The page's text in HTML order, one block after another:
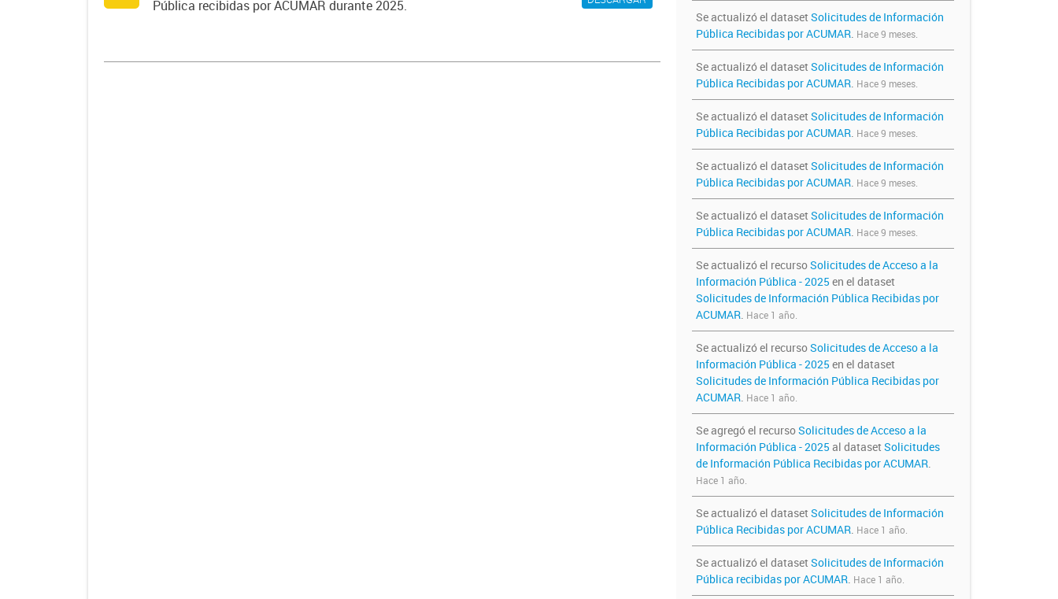
Pública recibidas por ACUMAR durante 2025.
Se actualizó el dataset Solicitudes de Información
Pública Recibidas por ACUMAR. Hace 9 meses.
Se actualizó el dataset Solicitudes de Información
Pública Recibidas por ACUMAR. Hace 9 meses.
Se actualizó el dataset Solicitudes de Información
Pública Recibidas por ACUMAR. Hace 9 meses.
Se actualizó el dataset Solicitudes de Información
Pública Recibidas por ACUMAR. Hace 9 meses.
Se actualizó el dataset Solicitudes de Información
Pública Recibidas por ACUMAR. Hace 9 meses.
Se actualizó el recursoSolicitudes de Acceso a la
Información Pública - 2025 en el dataset
Solicitudes de Información Pública Recibidas por
ACUMAR. Hace 1 año.
Se actualizó el recursoSolicitudes de Acceso a la
Información Pública - 2025 en el dataset
Solicitudes de Información Pública Recibidas por
ACUMAR. Hace 1 año.
Se agregó el recursoSolicitudes de Acceso a la
Información Pública - 2025 al dataset Solicitudes
de Información Pública Recibidas por ACUMAR.
Hace 1 año.
Se actualizó el dataset Solicitudes de Información
Pública Recibidas por ACUMAR. Hace 1 año.
Se actualizó el dataset Solicitudes de Información
Pública recibidas por ACUMAR. Hace 1 año.